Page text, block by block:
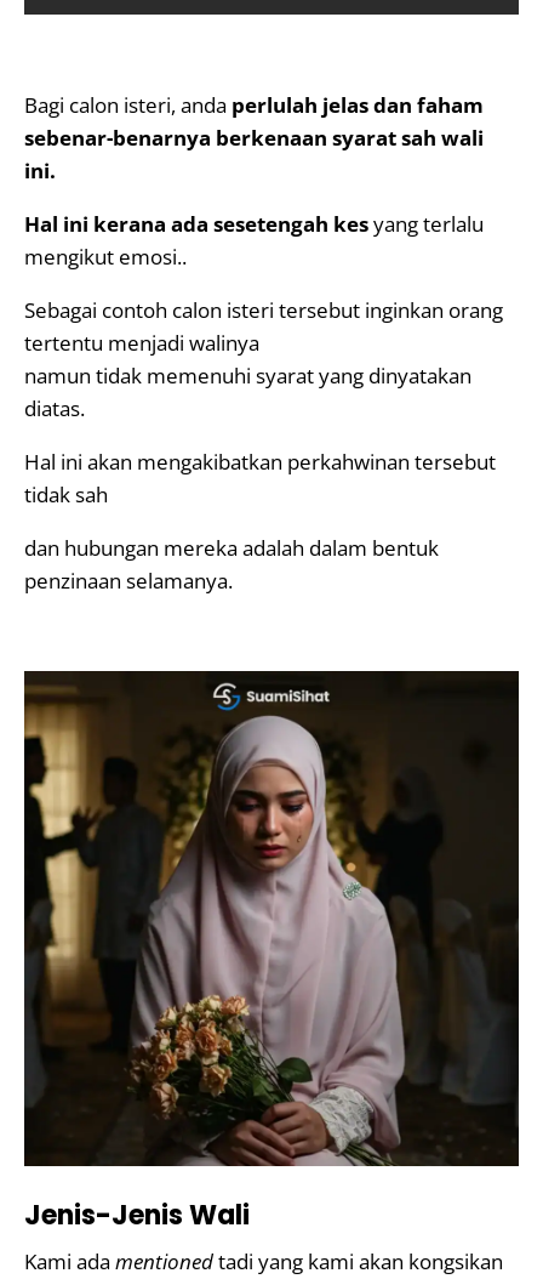
Bagi calon isteri, anda perlulah jelas dan faham
sebenar-benarnya berkenaan syarat sah wali
ini.
Hal ini kerana ada sesetengah kesyang terlalu
mengikut emosi..
Sebagai contoh calon isteri tersebut inginkan orang
tertentu menjadi walinya
namun tidak memenuhi syarat yang dinyatakan
diatas.
Hal ini akan mengakibatkan perkahwinan tersebut
tidak sah
dan hubungan mereka adalah dalam bentuk
penzinaan selamanya.
Jenis-Jenis Wali
Kami ada mentionedtadi yang kami akan kongsikan